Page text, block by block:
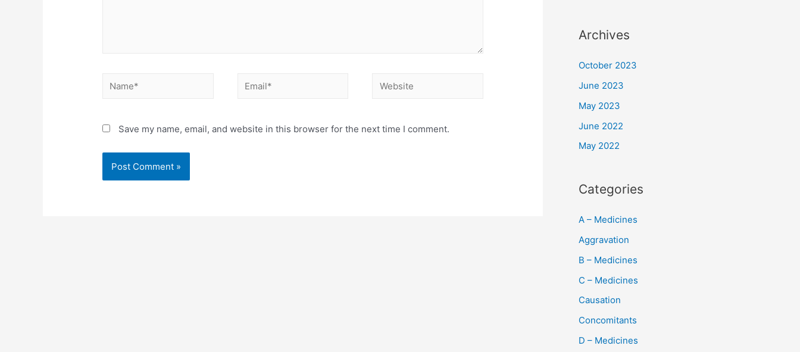
Name* Email* Website
Save my name, email, and website in this browser for the next time I comment.
Archives
October 2023
June 2023
May 2023
June 2022
May 2022
Categories
A – Medicines
Aggravation
B – Medicines
C – Medicines
Causation
Concomitants
D – Medicines